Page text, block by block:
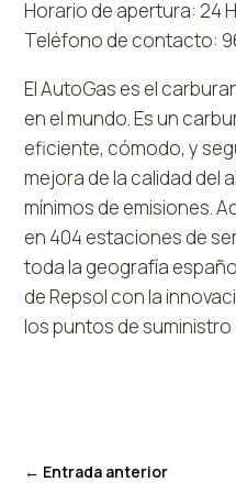
Horario de apertura: 24
Teléfono de contacto:
El AutoGas es el
en el mundo. Es un
eficiente, cómodo, y
mejora de la calidad del
mínimos de emisiones.
en 404 estaciones de
toda la geografía
de Repsol con la
los puntos de
← Entrada anterior